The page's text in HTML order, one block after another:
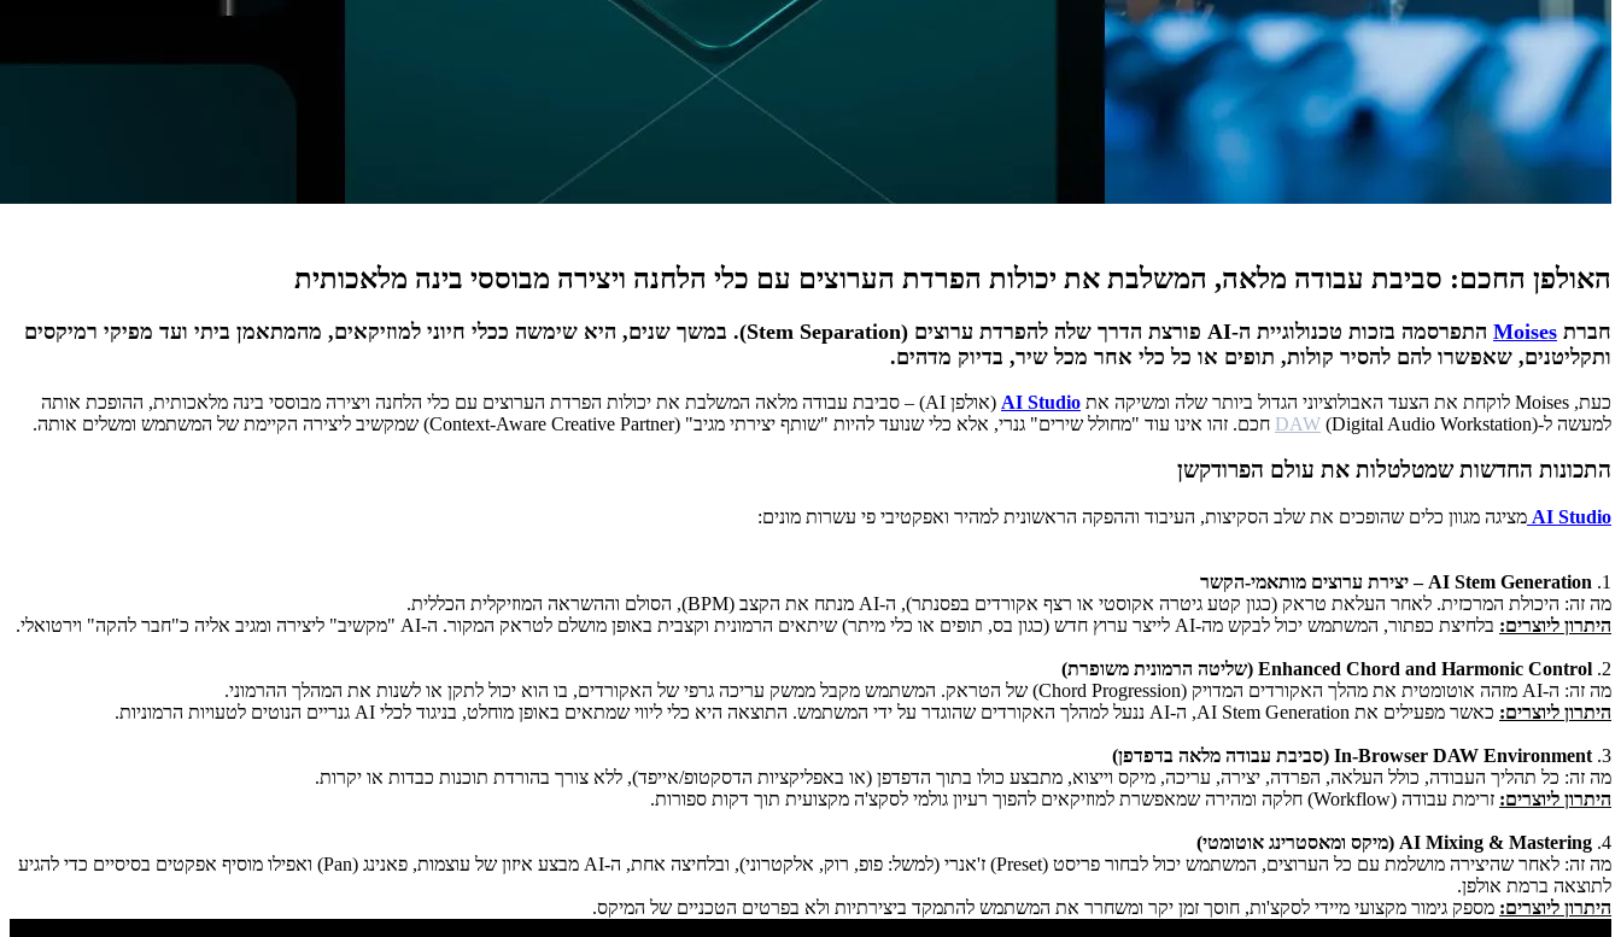
האולפן החכם: סביבת עבודה מלאה, המשלבת את יכולות הפרדת הערוצים עם כלי הלחנה ויצירה מבוססי בינה מלאכותית
חברת Moises
התפרסמה בזכות טכנולוגיית ה-AI פורצת הדרך שלה להפרדת ערוצים (Stem Separation). במשך שנים, היא שימשה ככלי חיוני למוזיקאים, מהמתאמן ביתי ועד מפיקי רמיקסים
ותקליטנים, שאפשרו להם להסיר קולות, תופים או כל כלי אחר מכל שיר, בדיוק מדהים.
כעת, Moises לוקחת את הצעד האבולוציוני הגדול ביותר שלה ומשיקה את AI Studio
(אולפן AI) – סביבת עבודה מלאה המשלבת את יכולות הפרדת הערוצים עם כלי הלחנה ויצירה מבוססי בינה מלאכותית, ההופכת אותה
למעשה ל-
DAW (Digital Audio Workstation) חכם. זהו אינו עוד "מחולל שירים" גנרי, אלא כלי שנועד להיות "שותף יצירתי מגיב" (Context-Aware Creative Partner) שמקשיב ליצירה הקיימת של המשתמש ומשלים אותה.
התכונות החדשות שמטלטלות את עולם הפרודקשן
AI Studio מציגה מגוון כלים שהופכים את שלב הסקיצות, העיבוד וההפקה הראשונית למהיר ואפקטיבי פי עשרות מונים:
1. AI Stem Generation – יצירת ערוצים מותאמי-הקשר
מה זה: היכולת המרכזית. לאחר העלאת טראק (כגון קטע גיטרה אקוסטי או רצף אקורדים בפסנתר), ה-AI מנתח את הקצב (BPM), הסולם וההשראה המוזיקלית הכללית.
היתרון ליוצרים: בלחיצת כפתור, המשתמש יכול לבקש מה-AI לייצר ערוץ חדש (כגון בס, תופים או כלי מיתר) שיתאים הרמונית וקצבית באופן מושלם לטראק המקור. ה-AI "מקשיב" ליצירה ומגיב אליה כ"חבר להקה" וירטואלי.
2. Enhanced Chord and Harmonic Control (שליטה הרמונית משופרת)
מה זה: ה-AI מזהה אוטומטית את מהלך האקורדים המדויק (Chord Progression) של הטראק. המשתמש מקבל ממשק עריכה גרפי של האקורדים, בו הוא יכול לתקן או לשנות את המהלך ההרמוני.
היתרון ליוצרים: כאשר מפעילים את AI Stem Generation, ה-AI ננעל למהלך האקורדים שהוגדר על ידי המשתמש. התוצאה היא כלי ליווי שמתאים באופן מוחלט, בניגוד לכלי AI גנריים הנוטים לטעויות הרמוניות.
3.
מה זה: כל תהליך העבודה, כולל העלאה, הפרדה, יצירה, עריכה, מיקס וייצוא, מתבצע כולו בתוך הדפדפן (או באפליקציות הדסקטופ/אייפד), ללא צורך בהורדת תוכנות כבדות או יקרות.
היתרון ליוצרים: זרימת עבודה (Workflow) חלקה ומהירה שמאפשרת למוזיקאים להפוך רעיון גולמי לסקצ'ה מקצועית תוך דקות ספורות.
4. AI Mixing & Mastering (מיקס ומאסטרינג אוטומטי)
מה זה: לאחר שהיצירה מושלמת עם כל הערוצים, המשתמש יכול לבחור פריסט (Preset) ז'אנרי (למשל: פופ, רוק, אלקטרוני), ובלחיצה אחת, ה-AI מבצע איזון של עוצמות, פאנינג (Pan) ואפילו מוסיף אפקטים בסיסיים כדי להגיע
לתוצאה ברמת אולפן.
היתרון ליוצרים: מספק גימור מקצועי מיידי לסקצ'ות, חוסך זמן יקר ומשחרר את המשתמש להתמקד ביצירתיות ולא בפרטים הטכניים של המיקס.